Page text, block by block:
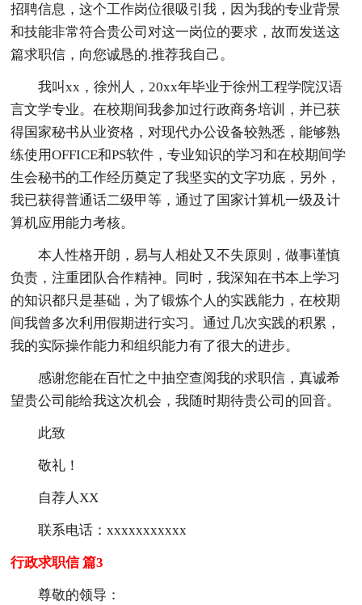
招聘信息，这个工作岗位很吸引我，因为我的专业背景
和技能非常符合贵公司对这一岗位的要求，故而发送这
篇求职信，向您诚恳的.推荐我自己。
我叫xx，徐州人，20xx年毕业于徐州工程学院汉语
言文学专业。在校期间我参加过行政商务培训，并已获
得国家秘书从业资格，对现代办公设备较熟悉，能够熟
练使用OFFICE和PS软件，专业知识的学习和在校期间学
生会秘书的工作经历奠定了我坚实的文字功底，另外，
我已获得普通话二级甲等，通过了国家计算机一级及计
算机应用能力考核。
本人性格开朗，易与人相处又不失原则，做事谨慎
负责，注重团队合作精神。同时，我深知在书本上学习
的知识都只是基础，为了锻炼个人的实践能力，在校期
间我曾多次利用假期进行实习。通过几次实践的积累，
我的实际操作能力和组织能力有了很大的进步。
感谢您能在百忙之中抽空查阅我的求职信，真诚希
望贵公司能给我这次机会，我随时期待贵公司的回音。
此致
敬礼！
自荐人XX
联系电话：xxxxxxxxxxx
行政求职信 篇3
尊敬的领导：